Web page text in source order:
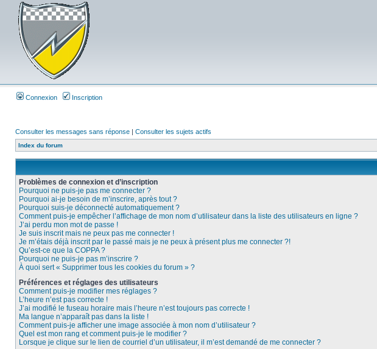
Connexion Inscription
Consulter les messages sans réponse | Consulter les sujets actifs
Index du forum
Problèmes de connexion et d’inscription
Pourquoi ne puis-je pas me connecter ?
Pourquoi ai-je besoin de m’inscrire, après tout ?
Pourquoi suis-je déconnecté automatiquement ?
Comment puis-je empêcher l’affichage de mon nom d’utilisateur dans la liste des utilisateurs en ligne ?
J’ai perdu mon mot de passe !
Je suis inscrit mais ne peux pas me connecter !
Je m’étais déjà inscrit par le passé mais je ne peux à présent plus me connecter ?!
Qu’est-ce que la COPPA ?
Pourquoi ne puis-je pas m’inscrire ?
À quoi sert « Supprimer tous les cookies du forum » ?
Préférences et réglages des utilisateurs
Comment puis-je modifier mes réglages ?
L’heure n’est pas correcte !
J’ai modifié le fuseau horaire mais l’heure n’est toujours pas correcte !
Ma langue n’apparaît pas dans la liste !
Comment puis-je afficher une image associée à mon nom d’utilisateur ?
Quel est mon rang et comment puis-je le modifier ?
Lorsque je clique sur le lien de courriel d’un utilisateur, il m’est demandé de me connecter ?